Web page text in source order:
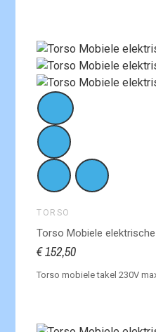
TORSO
Torso Mobiele
€ 152,50
Torso mobiele takel 230V